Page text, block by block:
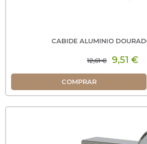
CABIDE ALUMINIO
12,61 € 9,51 €
COMPRAR